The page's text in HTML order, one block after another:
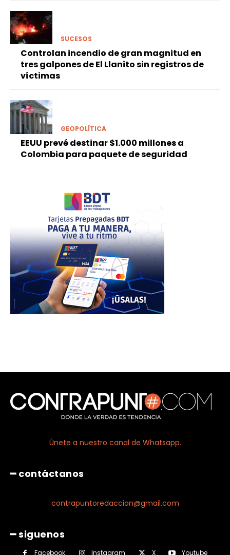
SUCESOS
Controlan incendio de gran magnitud en
tres galpones de El Llanito sin registros de
víctimas
GEOPOLÍTICA
EEUU prevé destinar $1.000 millones a
Colombia para paquete de seguridad
Únete a nuestro canal de Whatsapp.
━ contáctanos
contrapuntoredaccion@gmail.com
━ siguenos
Facebook Instagram X Youtube